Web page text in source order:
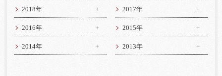
2018年 2017年
2016年 2015年
2014年 2013年